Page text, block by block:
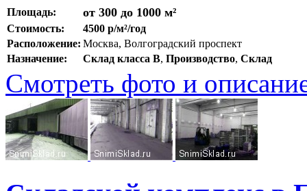
Площадь: от 300 до 1000 м²
Стоимость:
4500 р/м²/год
Расположение: Москва, Волгоградский проспект
Назначение:
Склад класса B, Производство, Склад
Смотреть фото и